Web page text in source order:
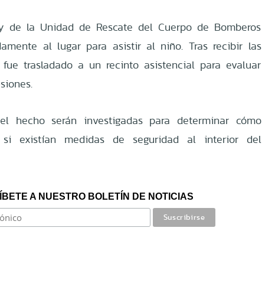
de la Unidad de Rescate del Cuerpo de Bomberos
al lugar para asistir al niño. Tras recibir las
fue trasladado a un recinto asistencial para evaluar
hecho serán investigadas para determinar cómo
existían medidas de seguridad al interior del
A NUESTRO BOLETÍN DE NOTICIAS